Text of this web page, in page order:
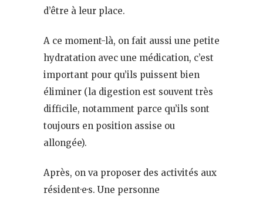
d’être à leur place.
A ce moment-là, on fait aussi une petite
hydratation avec une médication, c’est
important pour qu’ils puissent bien
éliminer (la digestion est souvent très
difficile, notamment parce qu’ils sont
toujours en position assise ou
allongée).
Après, on va proposer des activités aux
résident·e·s. Une personne